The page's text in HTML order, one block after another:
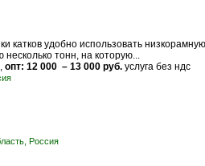
катков удобно использовать низкорамную
тонн, на которую...
опт: 12 000 – 13 000 руб. услуга без ндс
Россия